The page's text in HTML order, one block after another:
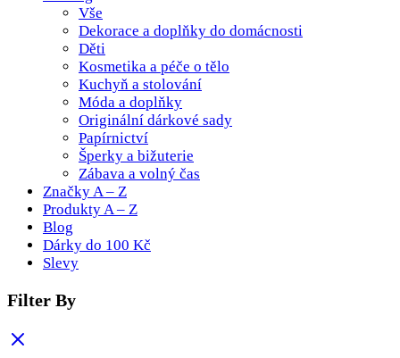
Vše
Dekorace a doplňky do domácnosti
Děti
Kosmetika a péče o tělo
Kuchyň a stolování
Móda a doplňky
Originální dárkové sady
Papírnictví
Šperky a bižuterie
Zábava a volný čas
Značky A – Z
Produkty A – Z
Blog
Dárky do 100 Kč
Slevy
Filter By